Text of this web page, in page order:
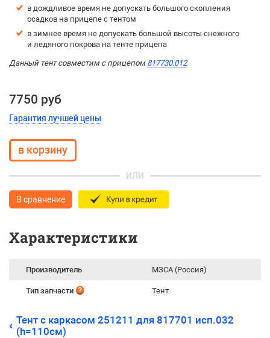
в дождливое время не допускать большого скопления
осадков на прицепе с тентом
в зимнее время не допускать большой высоты снежного
и ледяного покрова на тенте прицепа
Данный тент совместим с прицепом 817730.012
7750 руб
Гарантия лучшей цены
ИЛИ
В сравнение
Характеристики
Производитель МЗСА (Россия)
Тип запчасти Тент
Тент с каркасом 251211 для 817701 исп.032
(h=110см)